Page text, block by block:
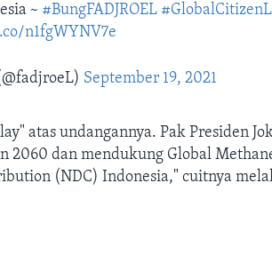
~ #BungFADJROEL
n1fgWYNV7e
September 19, 2021
atas undangannya. Pak Presiden
2060 dan mendukung Global
(NDC) Indonesia," cuitnya